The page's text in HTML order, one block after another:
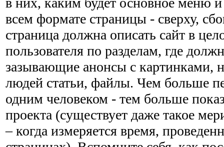
всем формате страницы - сверху,
страница должна описать сайт в
пользователя по разделам, где
зазывающие анонсы с картинками,
людей статьи, файлы. Чем больше
одним человеком - тем больше
проекта (существует даже такое
– когда измеряется время,